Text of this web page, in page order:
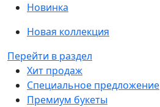
Новинка
Новая коллекция
Перейти в раздел
Хит продаж
Специальное предложение
Премиум букеты